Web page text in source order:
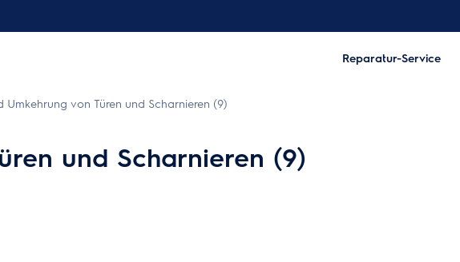
Reparatur-Service
von Türen und Scharnieren (9)
und Scharnieren (9)